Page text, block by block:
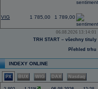
VIG 1 785,00 1 789,00
06.08.2026 13:14:01
TRH START – všechny tituly
Přehled trhu
INDEXY ONLINE
PX BUX WIG DAX Nasdaq